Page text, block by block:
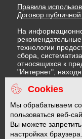
Правила
Договор
На
технологии
сбора,
относящихся к
"Интернет",
Федерации)
Правила
Политика в
Политика
16 +
Cookies
Мы обрабатываем
пользоваться веб-
Вы можете
настройках браузера.